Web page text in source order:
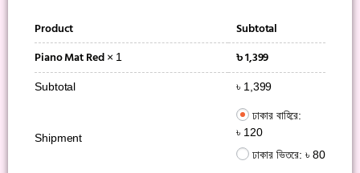
Product
Subtotal
Piano Mat Red × 1 ৳1,399
Subtotal ৳ 1,399
Shipment
ঢাকার বাহিরে:
৳ 120
ঢাকার ভিতরে:৳ 80